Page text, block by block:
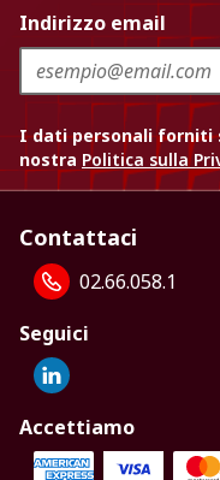
Indirizzo email
I dati personali forniti
nostra Politica sulla
Contattaci
02.66.058.1
Seguici
Accettiamo